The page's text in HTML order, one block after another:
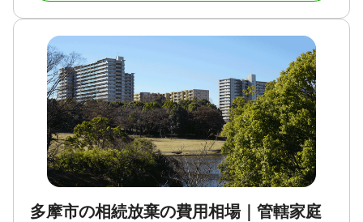
多摩市の相続放棄の費用相場｜管轄家庭